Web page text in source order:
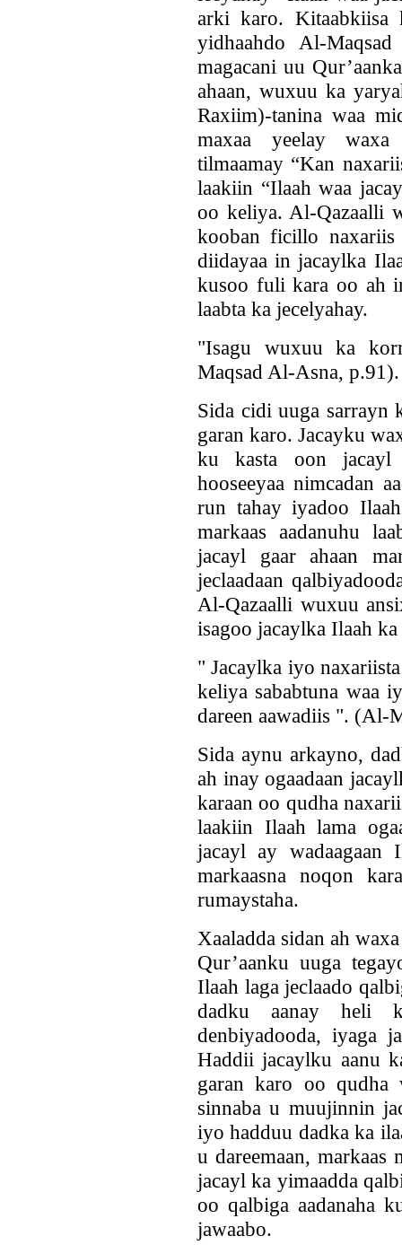
arki karo. Kitaabkiisa
yidhaahdo Al-
magacani uu
ahaan, wuxuu ka
Raxiim)-tanina waa
maxaa yeelay
tilmaamay “Kan
laakiin “Ilaah waa
oo keliya. Al-Qazaalli
kooban ficillo
diidayaa in jacaylka
kusoo fuli kara oo ah
laabta ka jecelyahay.
"Isagu wuxuu ka
Maqsad Al-Asna, p.91).
Sida cidi uuga sarrayn
garan karo. Jacayku
ku kasta oon jacayl
hooseeyaa nimcadan
run tahay iyadoo
markaas aadanuhu
jacayl gaar ahaan
jeclaadaan
Al-Qazaalli wuxuu
isagoo jacaylka Ilaah
" Jacaylka iyo
keliya sababtuna waa
dareen aawadiis ". (Al-
Sida aynu arkayno,
ah inay ogaadaan
karaan oo qudha
laakiin Ilaah lama
jacayl ay
markaasna noqon
rumaystaha.
Xaaladda sidan ah
Qur’aanku uuga
Ilaah laga jeclaado
dadku aanay heli
denbiyadooda, iyaga
Haddii jacaylku aanu
garan karo oo qudha
sinnaba u muujinnin
iyo hadduu dadka ka
u dareemaan, markaas
jacayl ka yimaadda
oo qalbiga aadanaha
jawaabo.